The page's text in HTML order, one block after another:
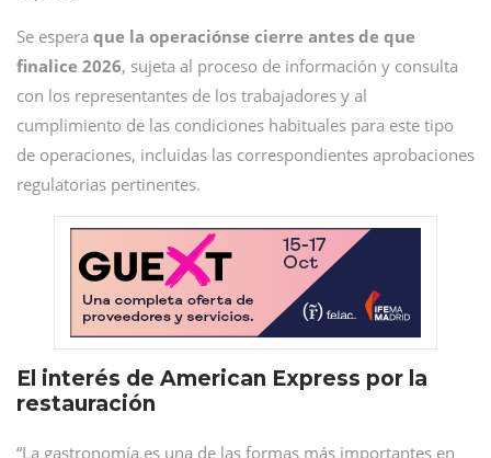
Se espera que la operaciónse cierre antes de que
finalice 2026, sujeta al proceso de información y consulta
con los representantes de los trabajadores y al
cumplimiento de las condiciones habituales para este tipo
de operaciones, incluidas las correspondientes aprobaciones
regulatorias pertinentes.
El interés de American Express por la
restauración
“La gastronomía es una de las formas más importantes en